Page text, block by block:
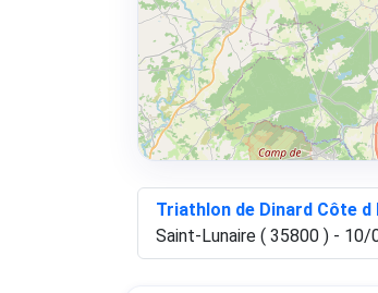
Triathlon de Dinard Côte d
Saint-Lunaire ( 35800 ) -